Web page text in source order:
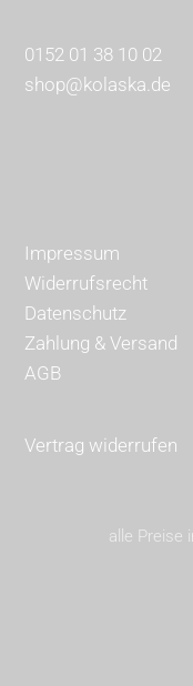
0152 01 38 10 02
shop@kolaska.de
Impressum
Widerrufsrecht
Datenschutz
Zahlung & Versand
AGB
Vertrag widerrufen
alle Preise